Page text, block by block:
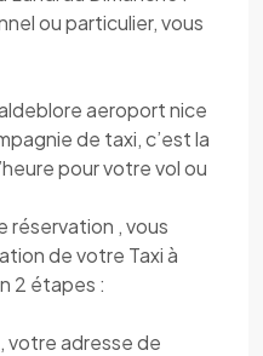
ou particulier, vous
aeroport nice
de taxi, c’est la
pour votre vol ou
réservation , vous
de votre Taxi à
2 étapes :
votre adresse de